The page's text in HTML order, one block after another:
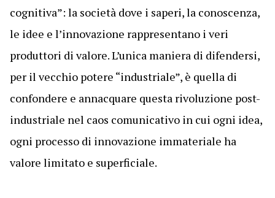
cognitiva”: la società dove i saperi, la conoscenza,
le idee e l’innovazione rappresentano i veri
produttori di valore. L’unica maniera di difendersi,
per il vecchio potere “industriale”, è quella di
confondere e annacquare questa rivoluzione post-
industriale nel caos comunicativo in cui ogni idea,
ogni processo di innovazione immateriale ha
valore limitato e superficiale.